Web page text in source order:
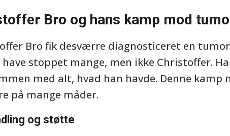
Bro og hans kamp mod
Bro fik desværre diagnosticeret en
have stoppet mange, men ikke Christoffer.
med alt, hvad han havde. Denne
på mange måder.
og støtte